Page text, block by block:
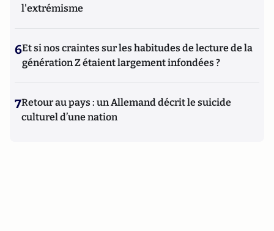
l'extrémisme
6Et si nos craintes sur les habitudes de lecture de la
génération Z étaient largement infondées ?
7Retour au pays : un Allemand décrit le suicide
culturel d’une nation